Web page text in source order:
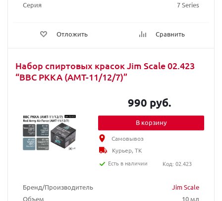
Серия
7 Series
Отложить Сравнить
Набор спиртовых красок Jim Scale 02.423
“ВВС РККА (АМТ-11/12/7)”
Бренд/Производитель
Jim Scale
Объем
10 мл
990 руб.
В корзину
Самовывоз
Курьер, ТК
Есть в наличии
Код: 02.423